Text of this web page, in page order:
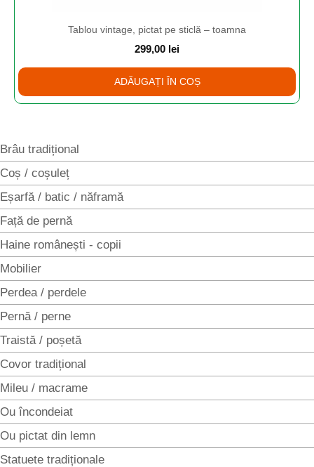
Tablou vintage, pictat pe sticlă – toamna
299,00 lei
ADĂUGAȚI ÎN COȘ
Brâu tradițional
Coș / coșuleț
Eșarfă / batic / năframă
Față de pernă
Haine românești - copii
Mobilier
Perdea / perdele
Pernă / perne
Traistă / poșetă
Covor tradițional
Mileu / macrame
Ou încondeiat
Ou pictat din lemn
Statuete tradiționale